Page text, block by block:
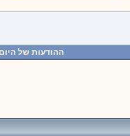
ההודעות של היום